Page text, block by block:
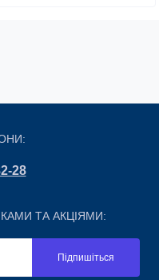
28
ТА АКЦІЯМИ:
Підпишіться